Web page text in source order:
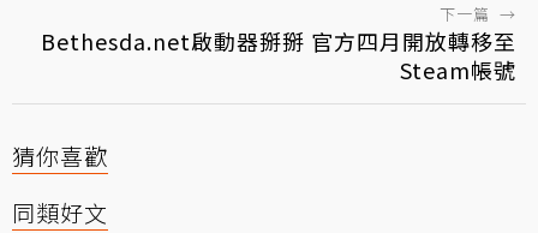
下一篇 →
Bethesda.net啟動器掰掰 官方四月開放轉移至
Steam帳號
猜你喜歡
同類好文